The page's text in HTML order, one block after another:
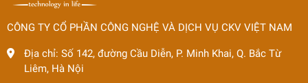
CÔNG TY CỔ PHẦN CÔNG NGHỆ VÀ DỊCH VỤ CKV VIỆT NAM
Địa chỉ: Số 142, đường Cầu Diễn, P. Minh Khai, Q. Bắc Từ
Liêm, Hà Nội